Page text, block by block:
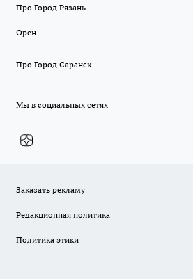
Про Город Рязань
Орен
Про Город Саранск
Мы в социальных сетях
Заказать рекламу
Редакционная политика
Политика этики